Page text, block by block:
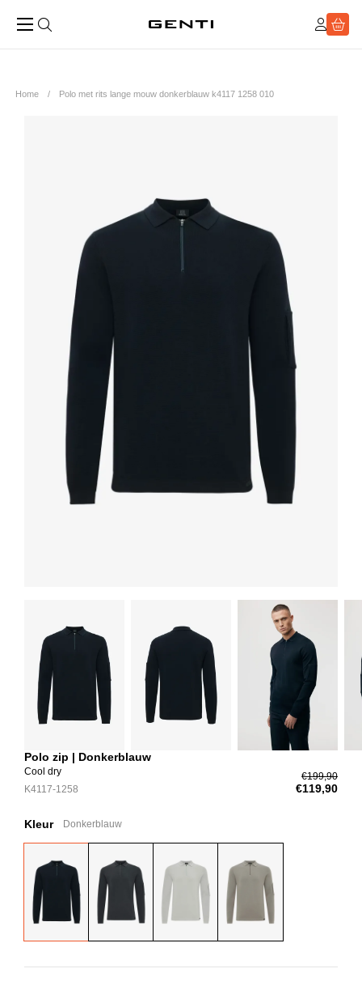
Home Polo met rits lange mouw donkerblauw k4117 1258 010
Polo zip | Donkerblauw
Cool dry
K4117-1258
€199,90
€119,90
Kleur Donkerblauw